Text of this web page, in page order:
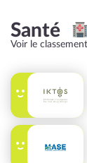
Santé
Voir le